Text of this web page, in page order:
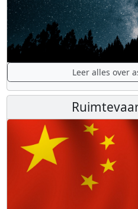
Leer alles over